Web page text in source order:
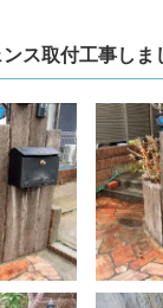
ス取付工事しま